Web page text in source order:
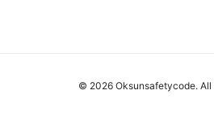
© 2026 Oksunsafetycode. All